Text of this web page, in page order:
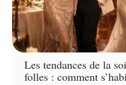
Les tendances de la
folles : comment